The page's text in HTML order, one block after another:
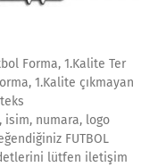
Forma, 1.Kalite Ter
1.Kalite çıkmayan
isim, numara, logo
FUTBOL
lütfen iletişim